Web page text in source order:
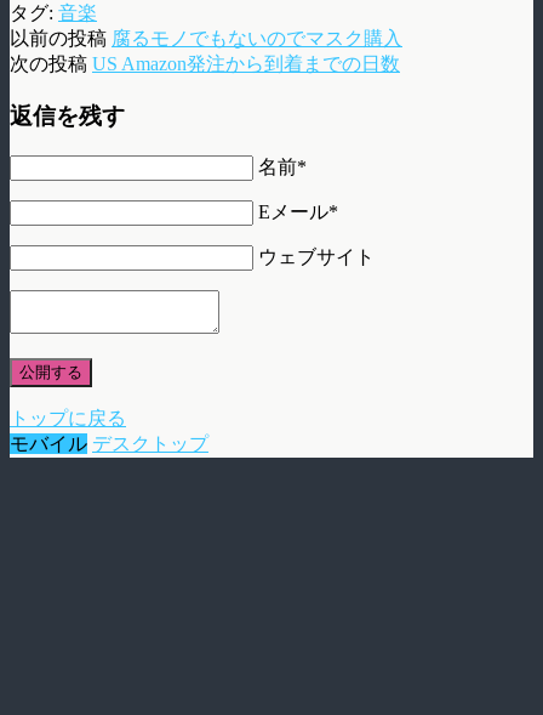
タグ: 音楽
以前の投稿 腐るモノでもないのでマスク購入
次の投稿 US Amazon発注から到着までの日数
返信を残す
名前*
Eメール*
ウェブサイト
公開する
トップに戻る
モバイル デスクトップ